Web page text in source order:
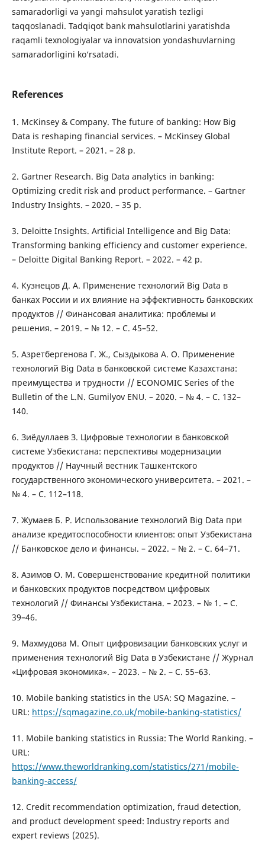
samaradorligi va yangi mahsulot yaratish tezligi
taqqoslanadi. Tadqiqot bank mahsulotlarini yaratishda
raqamli texnologiyalar va innovatsion yondashuvlarning
samaradorligini ko‘rsatadi.
References
1. McKinsey & Company. The future of banking: How Big
Data is reshaping financial services. – McKinsey Global
Institute Report. – 2021. – 28 p.
2. Gartner Research. Big Data analytics in banking:
Optimizing credit risk and product performance. – Gartner
Industry Insights. – 2020. – 35 p.
3. Deloitte Insights. Artificial Intelligence and Big Data:
Transforming banking efficiency and customer experience.
– Deloitte Digital Banking Report. – 2022. – 42 p.
4. Кузнецов Д. А. Применение технологий Big Data в
банках России и их влияние на эффективность банковских
продуктов // Финансовая аналитика: проблемы и
решения. – 2019. – № 12. – С. 45–52.
5. Азретбергенова Г. Ж., Сыздыкова А. О. Применение
технологий Big Data в банковской системе Казахстана:
преимущества и трудности // ECONOMIC Series of the
Bulletin of the L.N. Gumilyov ENU. – 2020. – № 4. – С. 132–
140.
6. Зиёдуллаев З. Цифровые технологии в банковской
системе Узбекистана: перспективы модернизации
продуктов // Научный вестник Ташкентского
государственного экономического университета. – 2021. –
№ 4. – С. 112–118.
7. Жумаев Б. Р. Использование технологий Big Data при
анализе кредитоспособности клиентов: опыт Узбекистана
// Банковское дело и финансы. – 2022. – № 2. – С. 64–71.
8. Азимов О. М. Совершенствование кредитной политики
и банковских продуктов посредством цифровых
технологий // Финансы Узбекистана. – 2023. – № 1. – С.
39–46.
9. Махмудова М. Опыт цифровизации банковских услуг и
применения технологий Big Data в Узбекистане // Журнал
«Цифровая экономика». – 2023. – № 2. – С. 55–63.
10. Mobile banking statistics in the USA: SQ Magazine. –
URL: https://sqmagazine.co.uk/mobile-banking-statistics/
11. Mobile banking statistics in Russia: The World Ranking. –
URL:
https://www.theworldranking.com/statistics/271/mobile-
banking-access/
12. Credit recommendation optimization, fraud detection,
and product development speed: Industry reports and
expert reviews (2025).